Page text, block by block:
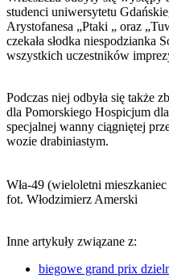
studenci uniwersytetu
Arystofanesa „Ptaki „ oraz
czekała słodka niespodzianka
wszystkich uczestników
Podczas niej odbyła się także
dla Pomorskiego Hospicjum
specjalnej wanny ciągniętej
wozie drabiniastym.
Wła-49 (wieloletni
fot. Włodzimierz Amerski
Inne artykuły związane z:
biegowe grand prix